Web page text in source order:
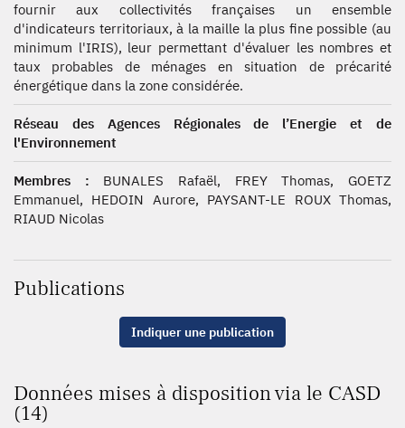
fournir aux collectivités françaises un ensemble
d'indicateurs territoriaux, à la maille la plus fine possible (au
minimum l'IRIS), leur permettant d'évaluer les nombres et
taux probables de ménages en situation de précarité
énergétique dans la zone considérée.
Réseau des Agences Régionales de l’Energie et de
l'Environnement
Membres : BUNALES Rafaël, FREY Thomas, GOETZ
Emmanuel, HEDOIN Aurore, PAYSANT-LE ROUX Thomas,
RIAUD Nicolas
Publications
Indiquer une publication
Données mises à disposition via le CASD
(14)